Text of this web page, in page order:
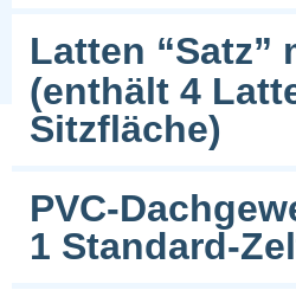
Latten
(enthält 4
Sitzfläche)
PVC-
1 Standard-